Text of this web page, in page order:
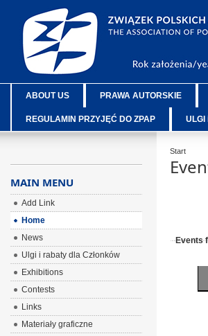
ABOUT US PRAWA AUTORSKIE
REGULAMIN PRZYJĘĆ DO ZPAP ULGI
Start
Events
MAIN MENU
Add Link
Home
News
Ulgi i rabaty dla Członków
Exhibitions
Contests
Links
Materiały graficzne